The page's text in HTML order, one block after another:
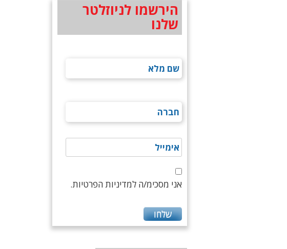
הירשמו לניוזלטר
שלנו
אני מסכימ/ה למדיניות הפרטיות.